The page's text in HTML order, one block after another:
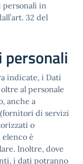
personali in
32 del
indicate, i Dati
al personale
anche a
di servizi
o
è
Inoltre, dove
i dati potranno